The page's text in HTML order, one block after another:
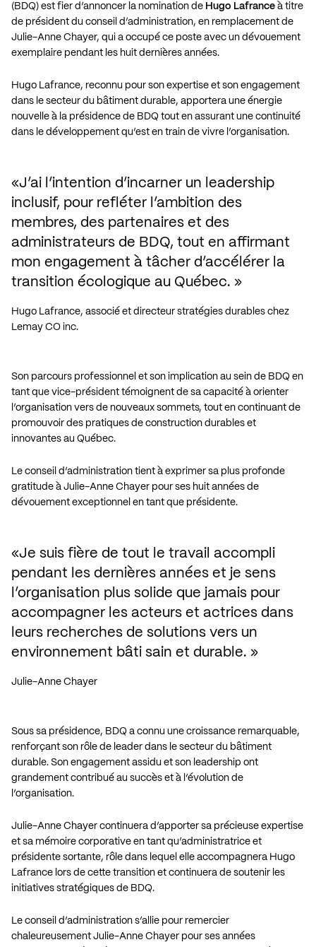
(BDQ) est fier d’annoncer la nomination de Hugo Lafrance à titre
de président du conseil d’administration, en remplacement de
Julie-Anne Chayer, qui a occupé ce poste avec un dévouement
exemplaire pendant les huit dernières années.
Hugo Lafrance, reconnu pour son expertise et son engagement
dans le secteur du bâtiment durable, apportera une énergie
nouvelle à la présidence de BDQ tout en assurant une continuité
dans le développement qu’est en train de vivre l’organisation.
J’ai l’intention d’incarner un leadership
inclusif, pour refléter l’ambition des
membres, des partenaires et des
administrateurs de BDQ, tout en affirmant
mon engagement à tâcher d’accélérer la
transition écologique au Québec.
Hugo Lafrance, associé et directeur stratégies durables chez
Lemay CO inc.
Son parcours professionnel et son implication au sein de BDQ en
tant que vice-président témoignent de sa capacité à orienter
l’organisation vers de nouveaux sommets, tout en continuant de
promouvoir des pratiques de construction durables et
innovantes au Québec.
Le conseil d’administration tient à exprimer sa plus profonde
gratitude à Julie-Anne Chayer pour ses huit années de
dévouement exceptionnel en tant que présidente.
Je suis fière de tout le travail accompli
pendant les dernières années et je sens
l’organisation plus solide que jamais pour
accompagner les acteurs et actrices dans
leurs recherches de solutions vers un
environnement bâti sain et durable.
Julie-Anne Chayer
Sous sa présidence, BDQ a connu une croissance remarquable,
renforçant son rôle de leader dans le secteur du bâtiment
durable. Son engagement assidu et son leadership ont
grandement contribué au succès et à l’évolution de
l’organisation.
Julie-Anne Chayer continuera d’apporter sa précieuse expertise
et sa mémoire corporative en tant qu’administratrice et
présidente sortante, rôle dans lequel elle accompagnera Hugo
Lafrance lors de cette transition et continuera de soutenir les
initiatives stratégiques de BDQ.
Le conseil d’administration s’allie pour remercier
chaleureusement Julie-Anne Chayer pour ses années